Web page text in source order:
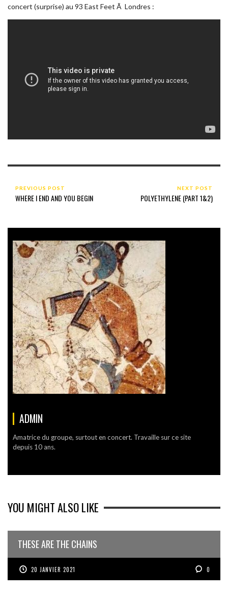
concert (surprise) au 93 East Feet Ã Londres :
PREVIOUS POST
WHERE I END AND YOU BEGIN
NEXT POST
POLYETHYLENE (PART 1&2)
ADMIN
Amatrice du groupe, surtout en concert. Travaille sur ce site
depuis 10 ans.
YOU MIGHT ALSO LIKE
THESE ARE THE CHAINS
20 JANVIER 2021 0